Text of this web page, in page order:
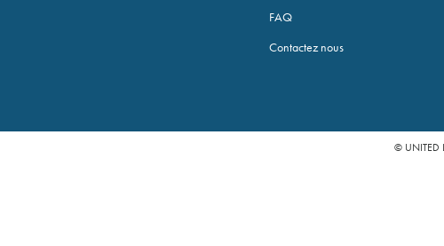
FAQ
Contactez nous
© UNITED
needed for